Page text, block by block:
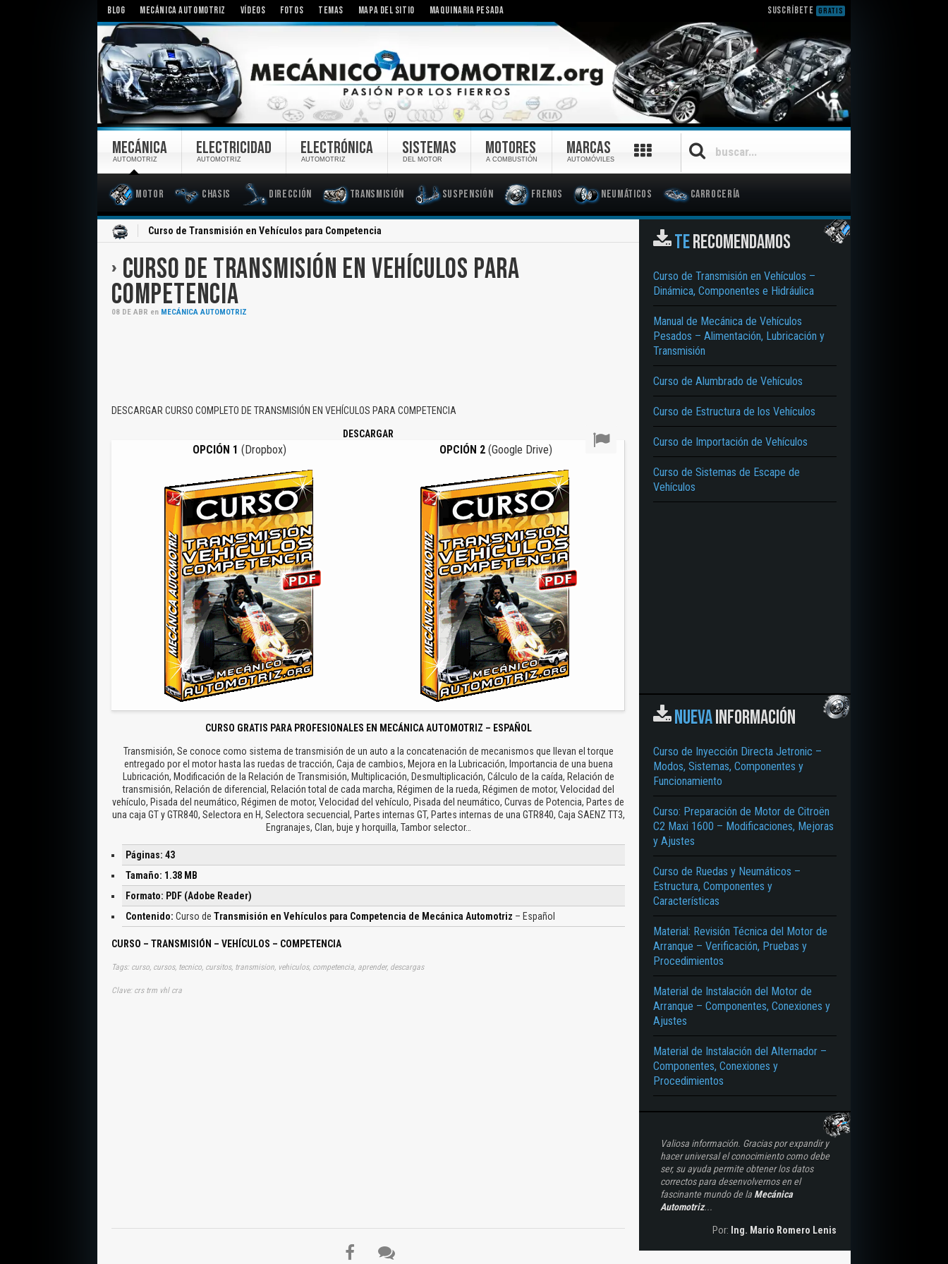
BLOG MECÁNICA AUTOMOTRIZ VÍDEOS FOTOS TEMAS MAPA DEL SITIO MAQUINARIA PESADA SUSCRÍBETE GRATIS
MECÁNICA
AUTOMOTRIZ
Motor Chasis Dirección Transmisión Suspensión Frenos Neumáticos Carrocería
ELECTRICIDAD
AUTOMOTRIZ
ELECTRÓNICA
AUTOMOTRIZ
SISTEMAS
DEL MOTOR
MOTORES
A COMBUSTIÓN
MARCAS
AUTOMÓVILES
Curso de Transmisión en Vehículos para Competencia
CURSO DE TRANSMISIÓN EN VEHÍCULOS PARA
COMPETENCIA
08 DE ABR en MECÁNICA AUTOMOTRIZ
DESCARGAR CURSO COMPLETO DE TRANSMISIÓN EN VEHÍCULOS PARA COMPETENCIA
DESCARGAR
OPCIÓN 1 (Dropbox) OPCIÓN 2 (Google Drive)
CURSO GRATIS PARA PROFESIONALES EN MECÁNICA AUTOMOTRIZ – ESPAÑOL
Transmisión, Se conoce como sistema de transmisión de un auto a la concatenación de mecanismos que llevan el torque
entregado por el motor hasta las ruedas de tracción, Caja de cambios, Mejora en la Lubricación, Importancia de una buena
Lubricación, Modificación de la Relación de Transmisión, Multiplicación, Desmultiplicación, Cálculo de la caída, Relación de
transmisión, Relación de diferencial, Relación total de cada marcha, Régimen de la rueda, Régimen de motor, Velocidad del
vehículo, Pisada del neumático, Régimen de motor, Velocidad del vehículo, Pisada del neumático, Curvas de Potencia, Partes de
una caja GT y GTR840, Selectora en H, Selectora secuencial, Partes internas GT, Partes internas de una GTR840, Caja SAENZ TT3,
Engranajes, Clan, buje y horquilla, Tambor selector…
Páginas: 43
Tamaño: 1.38 MB
Formato: PDF (Adobe Reader)
Contenido: Curso de Transmisión en Vehículos para Competencia de Mecánica Automotriz – Español
CURSO – TRANSMISIÓN – VEHÍCULOS – COMPETENCIA
Tags: curso, cursos, tecnico, cursitos, transmision, vehiculos, competencia, aprender, descargas
Clave: crs trm vhl cra
TERECOMENDAMOS
Curso de Transmisión en Vehículos –
Dinámica, Componentes e Hidráulica
Manual de Mecánica de Vehículos
Pesados – Alimentación, Lubricación y
Transmisión
Curso de Alumbrado de Vehículos
Curso de Estructura de los Vehículos
Curso de Importación de Vehículos
Curso de Sistemas de Escape de
Vehículos
NUEVAINFORMACIÓN
Curso de Inyección Directa Jetronic –
Modos, Sistemas, Componentes y
Funcionamiento
Curso: Preparación de Motor de Citroën
C2 Maxi 1600 – Modificaciones, Mejoras
y Ajustes
Curso de Ruedas y Neumáticos –
Estructura, Componentes y
Características
Material: Revisión Técnica del Motor de
Arranque – Verificación, Pruebas y
Procedimientos
Material de Instalación del Motor de
Arranque – Componentes, Conexiones y
Ajustes
Material de Instalación del Alternador –
Componentes, Conexiones y
Procedimientos
Valiosa información. Gracias por expandir y
hacer universal el conocimiento como debe
ser, su ayuda permite obtener los datos
correctos para desenvolvernos en el
fascinante mundo de la Mecánica
Automotriz...
Por: Ing. Mario Romero Lenis